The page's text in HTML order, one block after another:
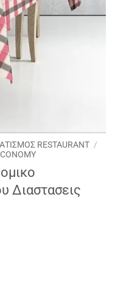
RESTAURANT /
Διαστασεις
Φαγητου